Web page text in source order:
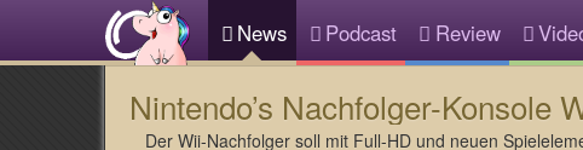
News Podcast Review
Nintendo’s Nachfolger-Konsole
Der Wii-Nachfolger soll mit Full-HD und neuen